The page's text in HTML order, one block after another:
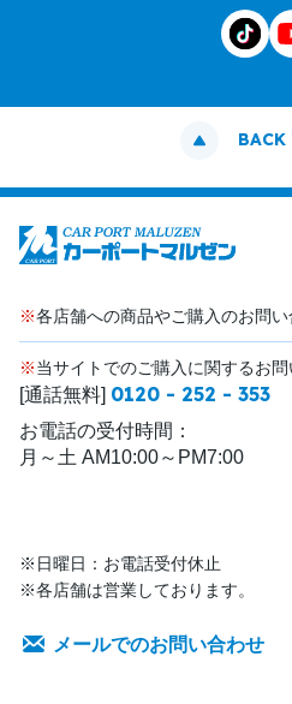
BACK
※各店舗への商品やご購入のお問い
※当サイトでのご購入に関するお
[通話無料] 0120 - 252 - 353
お電話の受付時間：
月～土 AM10:00～PM7:00
※日曜日：お電話受付休止
※各店舗は営業しております。
メールでのお問い合わせ